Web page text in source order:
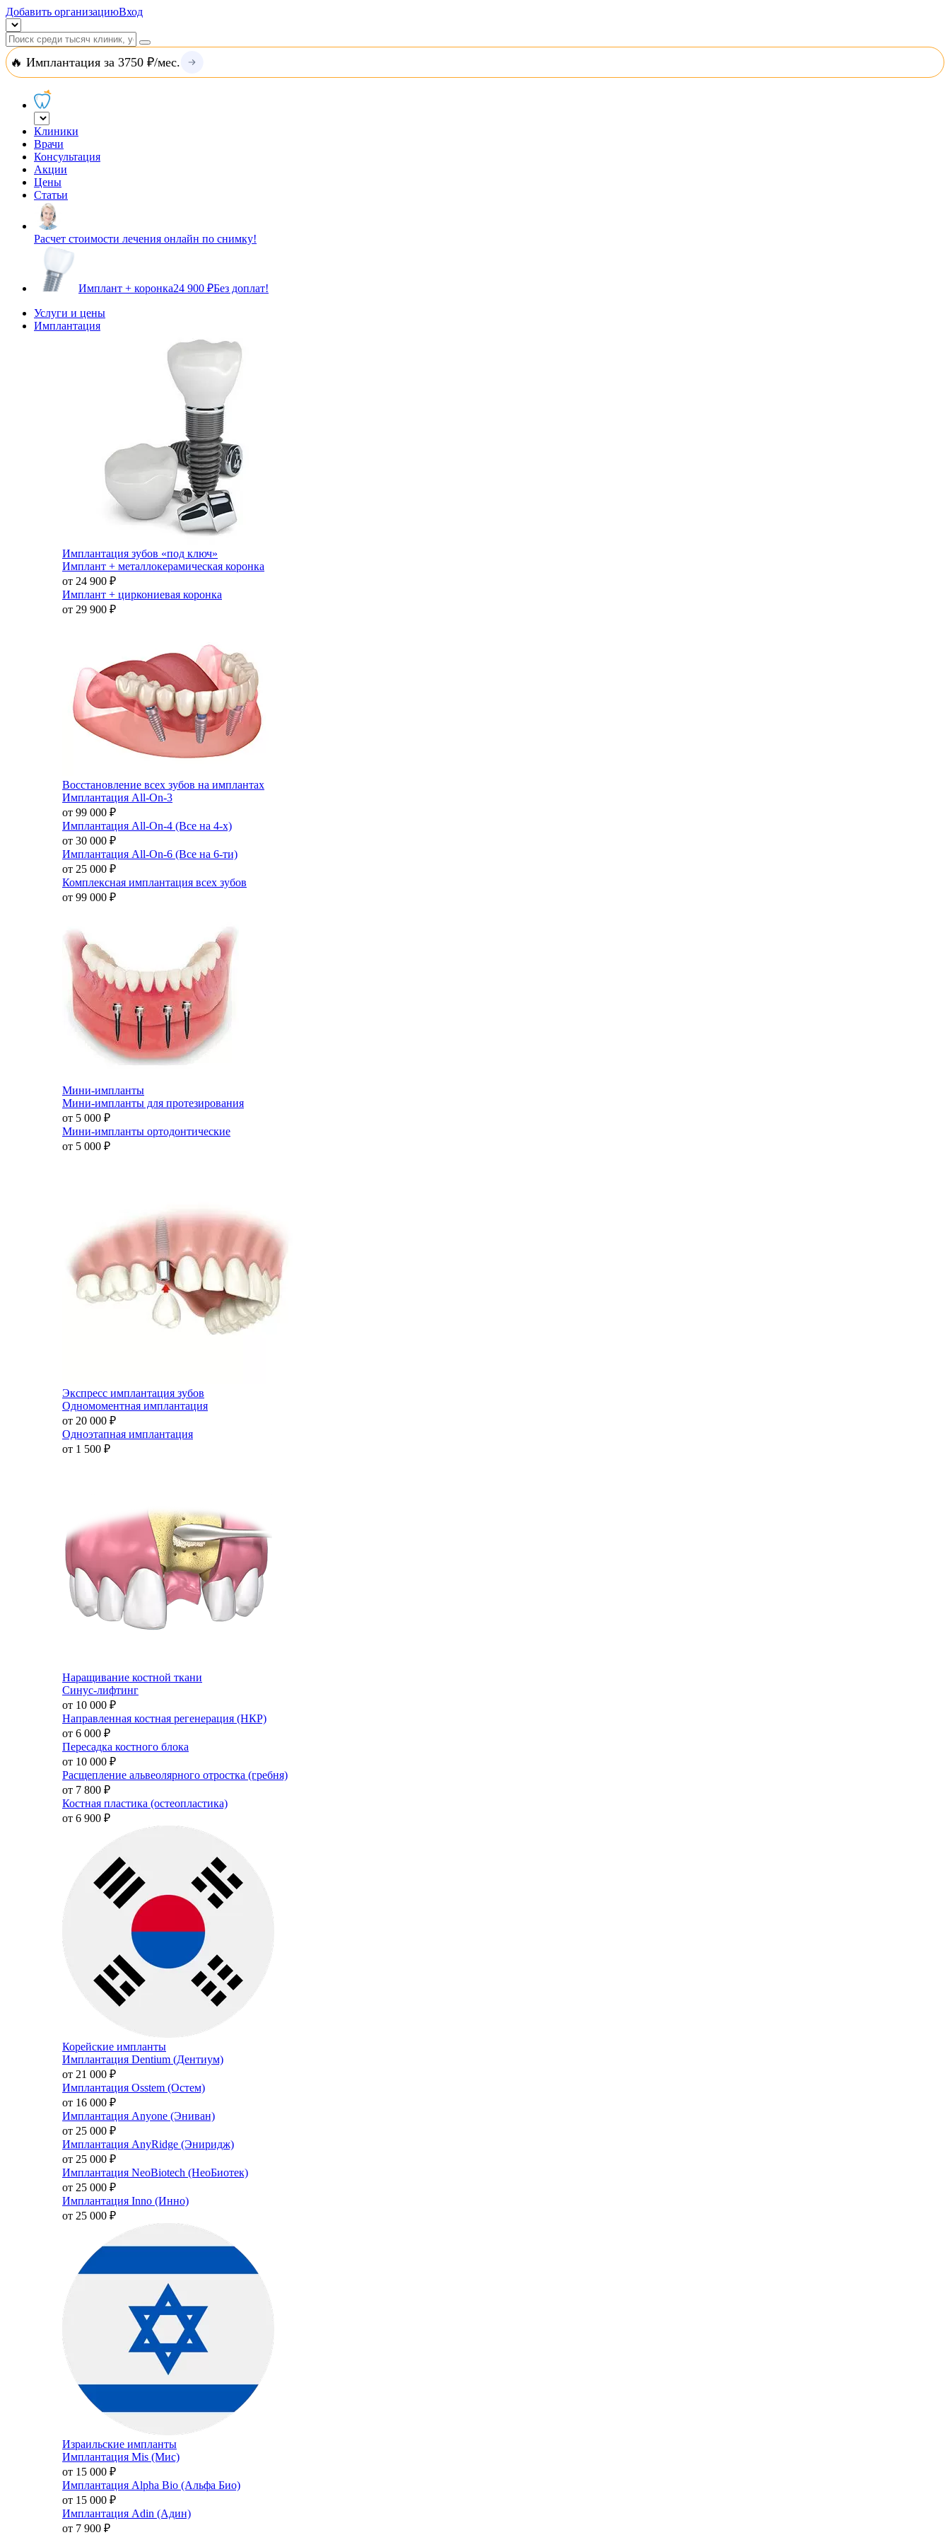
Добавить организациюВход
🔥 Имплантация за 3750 ₽/мес.
Клиники
Врачи
Консультация
Акции
Цены
Статьи
Расчет стоимости лечения онлайн по снимку!
Имплант + коронка24 900 ₽Без доплат!
Услуги и цены
Имплантация
Имплантация зубов «под ключ»
Имплант + металлокерамическая коронка
от 24 900 ₽
Имплант + циркониевая коронка
от 29 900 ₽
Восстановление всех зубов на имплантах
Имплантация All-On-3
от 99 000 ₽
Имплантация All-On-4 (Все на 4-х)
от 30 000 ₽
Имплантация All-On-6 (Все на 6-ти)
от 25 000 ₽
Комплексная имплантация всех зубов
от 99 000 ₽
Мини-импланты
Мини-импланты для протезирования
от 5 000 ₽
Мини-импланты ортодонтические
от 5 000 ₽
Экспресс имплантация зубов
Одномоментная имплантация
от 20 000 ₽
Одноэтапная имплантация
от 1 500 ₽
Наращивание костной ткани
Синус-лифтинг
от 10 000 ₽
Направленная костная регенерация (НКР)
от 6 000 ₽
Пересадка костного блока
от 10 000 ₽
Расщепление альвеолярного отростка (гребня)
от 7 800 ₽
Костная пластика (остеопластика)
от 6 900 ₽
Корейские импланты
Имплантация Dentium (Дентиум)
от 21 000 ₽
Имплантация Osstem (Остем)
от 16 000 ₽
Имплантация Anyone (Эниван)
от 25 000 ₽
Имплантация AnyRidge (Эниридж)
от 25 000 ₽
Имплантация NeoBiotech (НеоБиотек)
от 25 000 ₽
Имплантация Inno (Инно)
от 25 000 ₽
Израильские импланты
Имплантация Mis (Мис)
от 15 000 ₽
Имплантация Alpha Bio (Альфа Био)
от 15 000 ₽
Имплантация Adin (Адин)
от 7 900 ₽